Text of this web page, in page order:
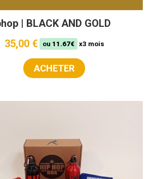
| BLACK AND GOLD
35,00 €
ou 11.67€ x3 mois
ACHETER